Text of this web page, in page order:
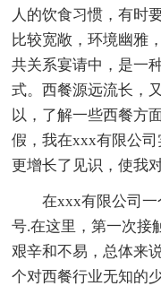
人的饮食习惯，有时
比较宽敞，环境幽雅
共关系宴请中，是一
式。西餐源远流长，
以，了解一些西餐方
假，我在xxx有限公司
更增长了见识，使我
在xxx有限公司一
号.在这里，第一次接
艰辛和不易，总体来
个对西餐行业无知的